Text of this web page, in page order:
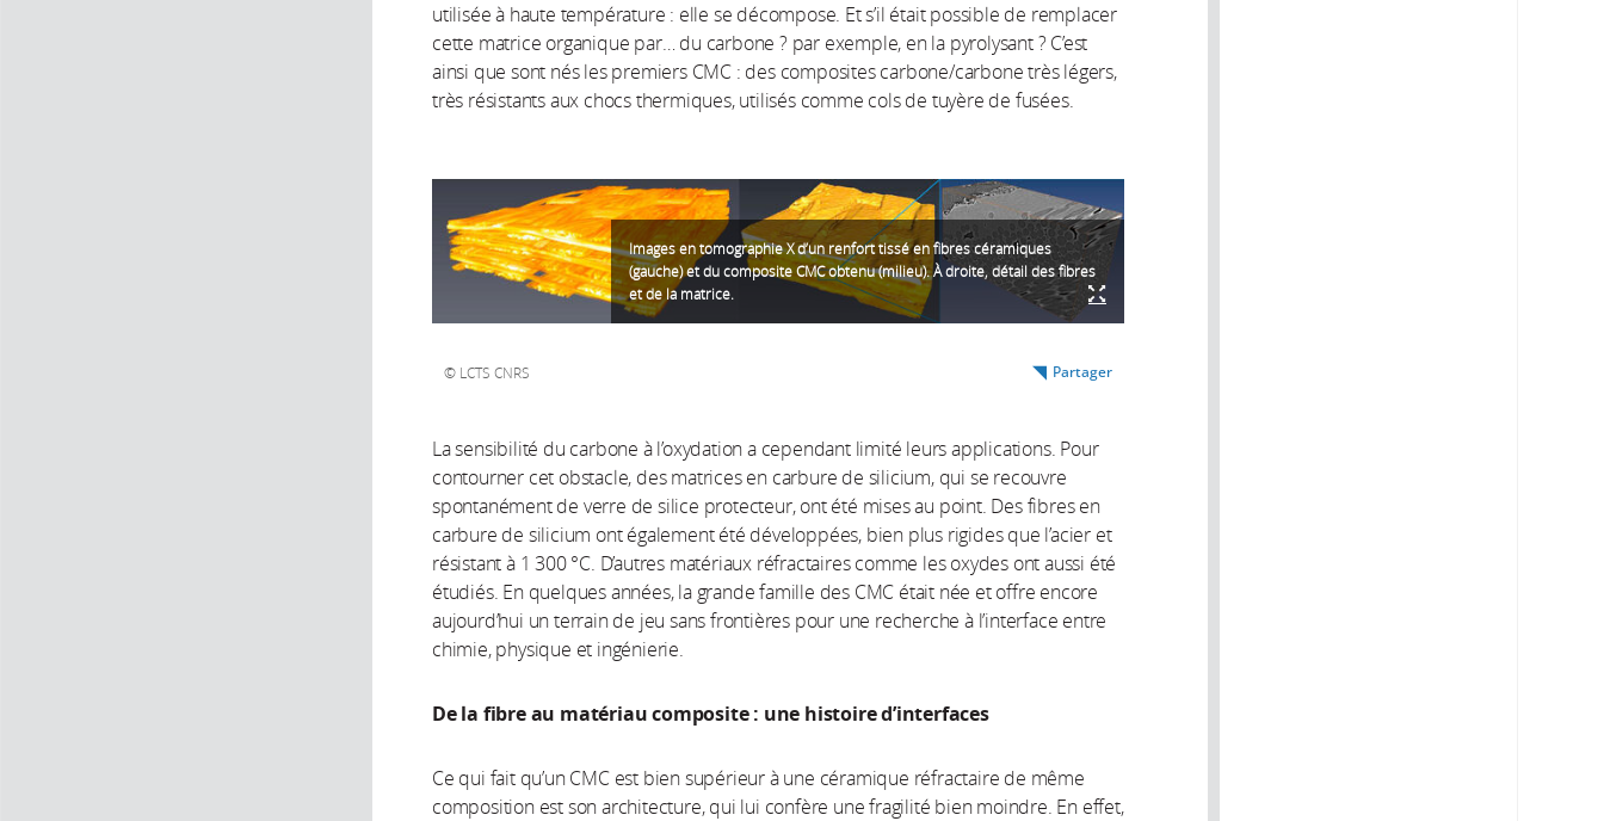
utilisée à haute température : elle se décompose. Et s’il était possible de remplacer
cette matrice organique par… du carbone ? par exemple, en la pyrolysant ? C’est
ainsi que sont nés les premiers CMC : des composites carbone/carbone très légers,
très résistants aux chocs thermiques, utilisés comme cols de tuyère de fusées.
Images en tomographie X d’un renfort tissé en fibres céramiques
(gauche) et du composite CMC obtenu (milieu). À droite, détail des fibres
et de la matrice.
LCTS CNRS Partager
La sensibilité du carbone à l’oxydation a cependant limité leurs applications. Pour
contourner cet obstacle, des matrices en carbure de silicium, qui se recouvre
spontanément de verre de silice protecteur, ont été mises au point. Des fibres en
carbure de silicium ont également été développées, bien plus rigides que l’acier et
résistant à 1 300 °C. D’autres matériaux réfractaires comme les oxydes ont aussi été
étudiés. En quelques années, la grande famille des CMC était née et offre encore
aujourd’hui un terrain de jeu sans frontières pour une recherche à l’interface entre
chimie, physique et ingénierie.
De la fibre au matériau composite : une histoire d’interfaces
Ce qui fait qu’un CMC est bien supérieur à une céramique réfractaire de même
composition est son architecture, qui lui confère une fragilité bien moindre. En effet,